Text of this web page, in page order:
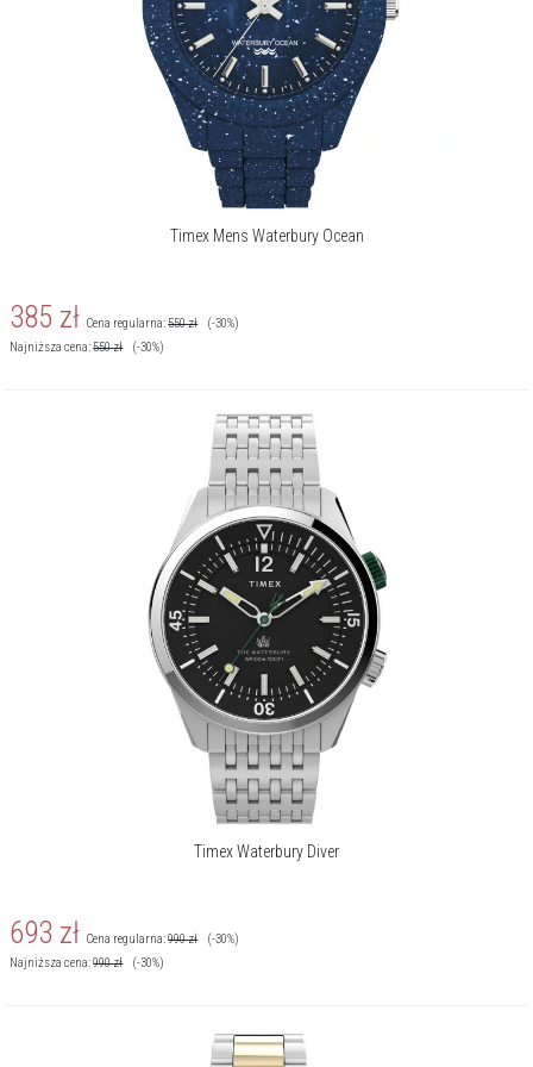
kontekście zegarka. Marka znana na całym świecie, lubiana i
wiarygodna – jej czasomierze są praktyczne i niezawodne, nie
brakuje też wśród nich stylowych ikon, do których Timex właśnie
Timex Mens Waterbury Ocean
385 zł Cena regularna:550zł
(-30%)
Najniższa cena:550zł (-30%)
Timex Waterbury Diver
693 zł Cena regularna:990zł
(-30%)
Najniższa cena:990zł (-30%)